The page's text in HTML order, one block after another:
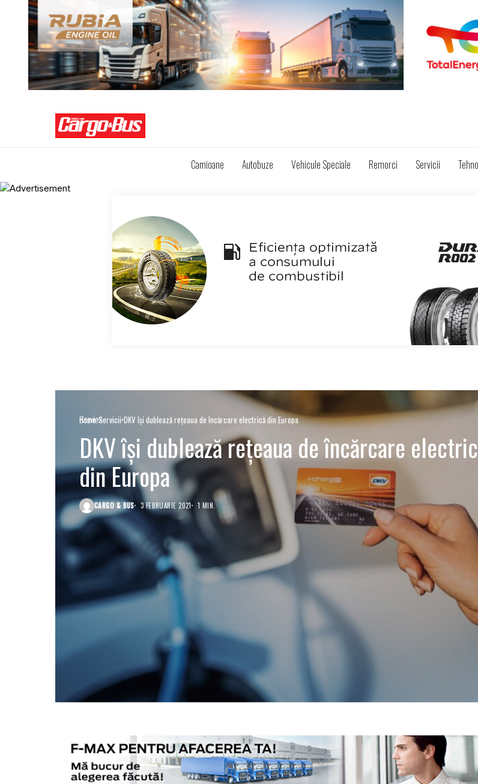
Camioane Autobuze Vehicule Speciale Remorci Servicii
Home Servicii DKV își dublează rețeaua de încărcare electrică din Europa
Servicii
DKV își dublează rețeaua de încărcare
din Europa
CARGO & BUS 3 FEBRUARIE 2021 1 MIN.